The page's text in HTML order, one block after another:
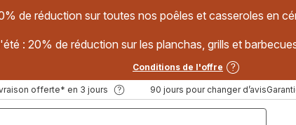
de réduction sur toutes nos poêles et casseroles en
: 20% de réduction sur les planchas, grills et
Conditions de l'offre
offerte* en 3 jours 90 jours pour changer d’avis